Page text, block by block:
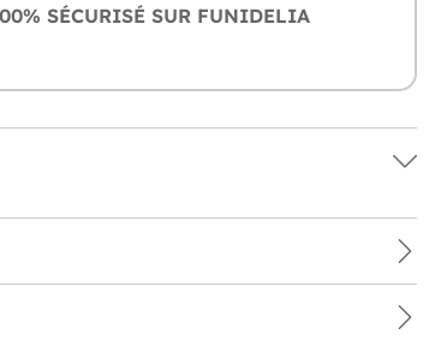
SÉCURISÉ SUR FUNIDELIA